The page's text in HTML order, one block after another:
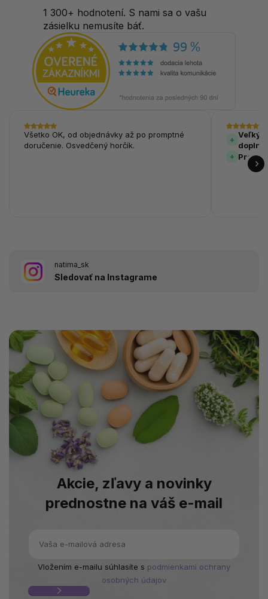
1 300+ hodnotení. S nami sa o vašu
zásielku nemusíte báť.
Všetko OK, od objednávky až po promptné
doručenie. Osvedčený horčík.
Veľký
natima_sk
Sledovať na Instagrame
Akcie, zľavy a novinky
prednostne na váš e-mail
Vložením e-mailu súhlasíte s podmienkami ochrany
osobných údajov